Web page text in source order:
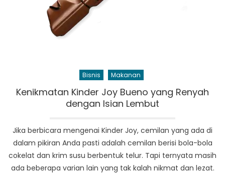
Bisnis Makanan
Kenikmatan Kinder Joy Bueno yang Renyah
dengan Isian Lembut
Jika berbicara mengenai Kinder Joy, cemilan yang ada di
dalam pikiran Anda pasti adalah cemilan berisi bola-bola
cokelat dan krim susu berbentuk telur. Tapi ternyata masih
ada beberapa varian lain yang tak kalah nikmat dan lezat.